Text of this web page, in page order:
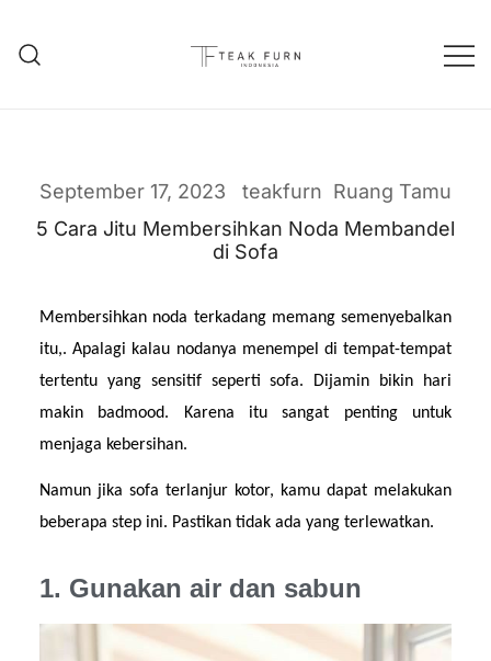
September 17, 2023 teakfurn Ruang Tamu
5 Cara Jitu Membersihkan Noda Membandel
di Sofa
Membersihkan noda terkadang memang semenyebalkan
itu,. Apalagi kalau nodanya menempel di tempat-tempat
tertentu yang sensitif seperti sofa. Dijamin bikin hari
makin badmood. Karena itu sangat penting untuk
menjaga kebersihan.
Namun jika sofa terlanjur kotor, kamu dapat melakukan
beberapa step ini. Pastikan tidak ada yang terlewatkan.
1. Gunakan air dan sabun